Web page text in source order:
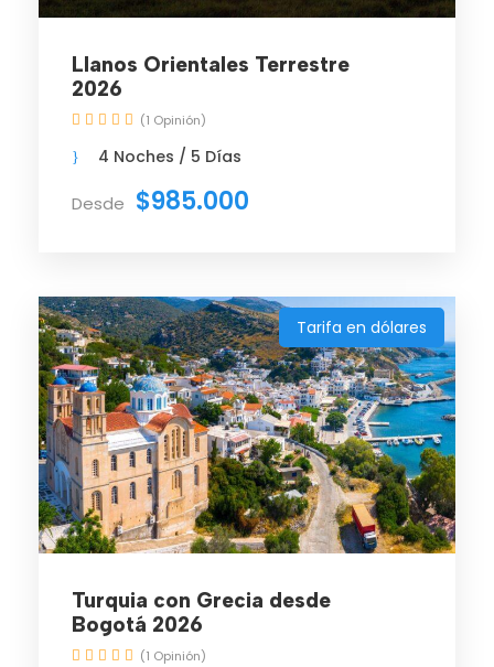
Llanos Orientales Terrestre
2026
Desde $985.000
4 Noches / 5 Días
(1 Opinión)
Tarifa en dólares
Turquia con Grecia desde
Bogotá 2026
(1 Opinión)